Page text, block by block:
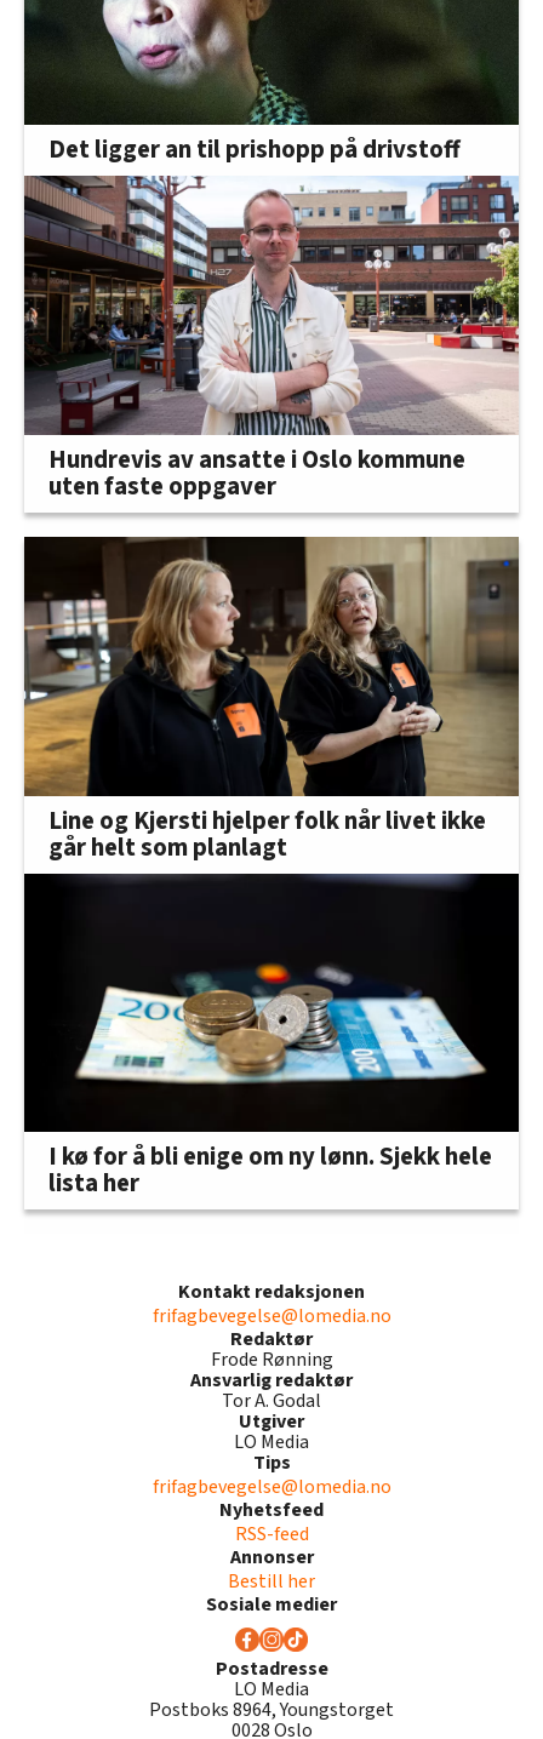
Det ligger an til prishopp på drivstoff
Hundrevis av ansatte i Oslo kommune
uten faste oppgaver
Line og Kjersti hjelper folk når livet ikke
går helt som planlagt
I kø for å bli enige om ny lønn. Sjekk hele
lista her
Kontakt redaksjonen
frifagbevegelse@lomedia.no
Redaktør
Frode Rønning
Ansvarlig redaktør
Tor A. Godal
Utgiver
LO Media
Tips
frifagbevegelse@lomedia.no
Nyhetsfeed
RSS-feed
Annonser
Bestill her
Sosiale medier
Postadresse
LO Media
Postboks 8964, Youngstorget
0028 Oslo